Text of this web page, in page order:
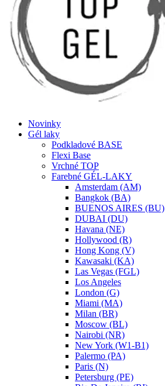
Novinky
Gél laky
Podkladové BASE
Flexi Base
Vrchné TOP
Farebné GÉL-LAKY
Amsterdam (AM)
Bangkok (BA)
BUENOS AIRES (BU)
DUBAI (DU)
Havana (NE)
Hollywood (R)
Hong Kong (V)
Kawasaki (KA)
Las Vegas (FGL)
Los Angeles
London (G)
Miami (MA)
Milan (BR)
Moscow (BL)
Nairobi (NR)
New York (W1-B1)
Palermo (PA)
Paris (N)
Petersburg (PE)